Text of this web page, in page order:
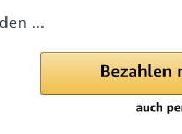
...